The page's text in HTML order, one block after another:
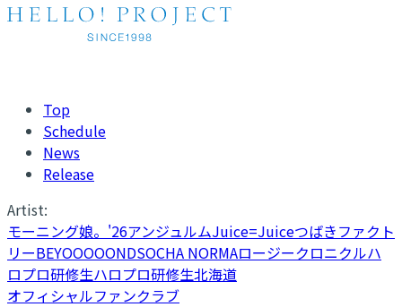
Top
Schedule
News
Release
Artist:
モーニング娘。'26アンジュルムJuice=Juiceつばきファクト
リーBEYOOOOONDSOCHA NORMAロージークロニクルハ
ロプロ研修生ハロプロ研修生北海道
オフィシャルファンクラブ